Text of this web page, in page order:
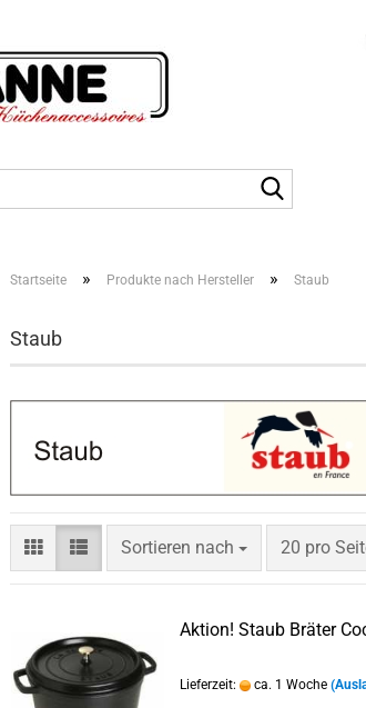
Startseite » Produkte nach Hersteller » Staub
Staub
Sortieren nach
Sortieren nach 20 pro
pro Seite
Aktion! Staub Bräter
Lieferzeit: ca. 1 Woche